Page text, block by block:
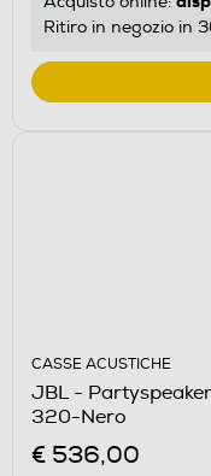
Ritiro in negozio in
CASSE ACUSTICHE
JBL -
320-Nero
€ 536,00